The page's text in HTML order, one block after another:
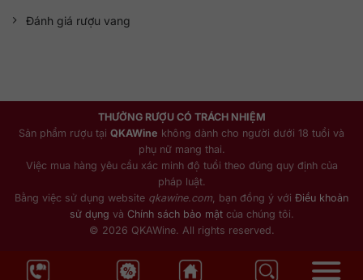
Đánh giá rượu vang
THƯỞNG RƯỢU CÓ TRÁCH NHIỆM
Sản phẩm rượu tại QKAWine không dành cho người dưới 18 tuổi và
phụ nữ mang thai.
Việc mua hàng yêu cầu xác minh độ tuổi theo đúng quy định của
pháp luật.
Bằng việc sử dụng website qkawine.com , bạn đồng ý với Điều khoản
sử dụng và Chính sách bảo mậtcủa chúng tôi.
© 2026 QKAWine. All rights reserved.